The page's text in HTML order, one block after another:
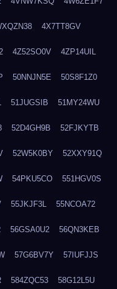
4X7TT8GV
4Z52SO0V 4ZP14UIL
50NNJN5E 50S8F1Z0
51JUGSIB 51MY24WU
52D4GH9B 52FJKYTB
52W5K0BY 52XXY91Q
54PKU5CO 551HGV0S
55JKJF3L 55NCOA72
56GSA0U2 56QN3KEB
57G6BV7Y 57IUFJJS
584ZQC53 58G12L5U